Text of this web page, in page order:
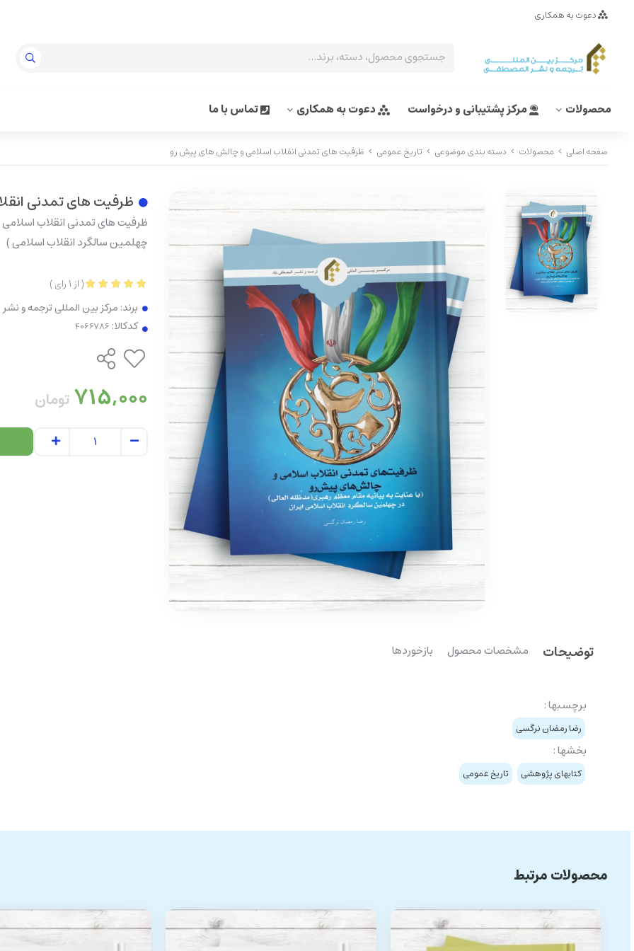
دعوت به همکاری
محصولات مرکز پشتیبانی و درخواست دعوت به همکاری تماس با ما
صفحه اصلی محصولات دسته بندی موضوعی تاریخ عمومی ظرفیت های تمدنی انقلاب اسلامی و چالش های پیش رو
ظرفیت های تمدنی
ظرفيت های تمدنی انقلاب
چهلمين سالگرد انقلاب اسلامی )
(از 1رای)
برند: مرکز بین المللی ترجمه و
کدکالا:
715,000 تومان
توضیحات مشخصات محصول بازخوردها
برچسبها :
رضا رمضان نرگسی
بخشها :
کتابهای پژوهشی تاریخ عمومی
محصولات مرتبط